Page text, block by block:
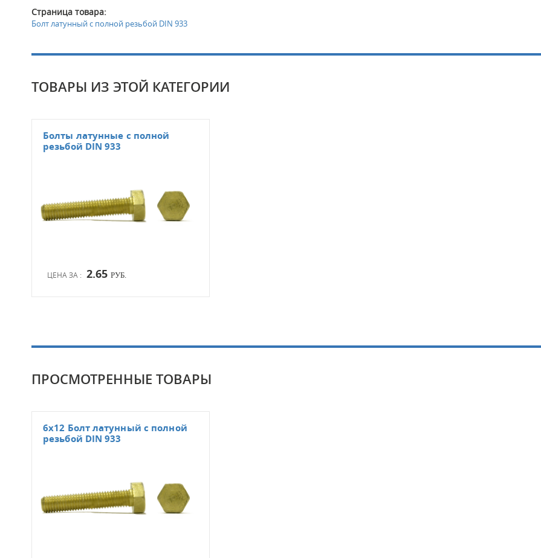
Страница товара:
Болт латунный с полной резьбой DIN 933
ТОВАРЫ ИЗ ЭТОЙ КАТЕГОРИИ
ЦЕНА ЗА : 2.65 РУБ.
Болты латунные с полной
резьбой DIN 933
ПРОСМОТРЕННЫЕ ТОВАРЫ
6х12 Болт латунный с полной
резьбой DIN 933